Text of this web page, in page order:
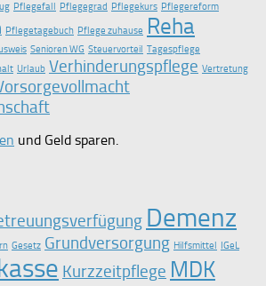
Pflegefall Pflegegrad Pflegekurs Pflegereform
Pflegetagebuch Pflege zuhause Reha
Senioren WG Steuervorteil Tagespflege
Urlaub Verhinderungspflege Vertretung
und Geld sparen.
Demenz
Gesetz Grundversorgung Hilfsmittel IGeL
Kurzzeitpflege MDK